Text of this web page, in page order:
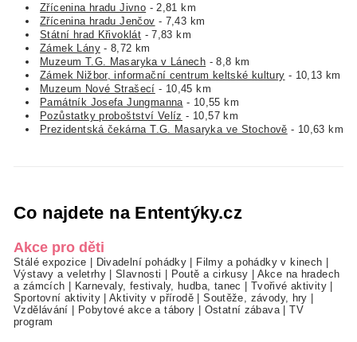
Zřícenina hradu Jivno - 2,81 km
Zřícenina hradu Jenčov - 7,43 km
Státní hrad Křivoklát - 7,83 km
Zámek Lány- 8,72 km
Muzeum T.G. Masaryka v Lánech - 8,8 km
Zámek Nižbor, informační centrum keltské kultury - 10,13 km
Muzeum Nové Strašecí - 10,45 km
Památník Josefa Jungmanna - 10,55 km
Pozůstatky proboštství Velíz - 10,57 km
Prezidentská čekárna T.G. Masaryka ve Stochově - 10,63 km
Co najdete na Ententýky.cz
Akce pro děti
Stálé expozice Divadelní pohádky Filmy a pohádky v kinech
Výstavy a veletrhy|Slavnosti Poutě a cirkusy
Akce na hradech
a zámcích
Karnevaly, festivaly, hudba, tanec Tvořivé aktivity
Sportovní aktivity|Aktivity v přírodě |Soutěže, závody, hry
Vzdělávání
Pobytové akce a tábory Ostatní zábava |TV
program